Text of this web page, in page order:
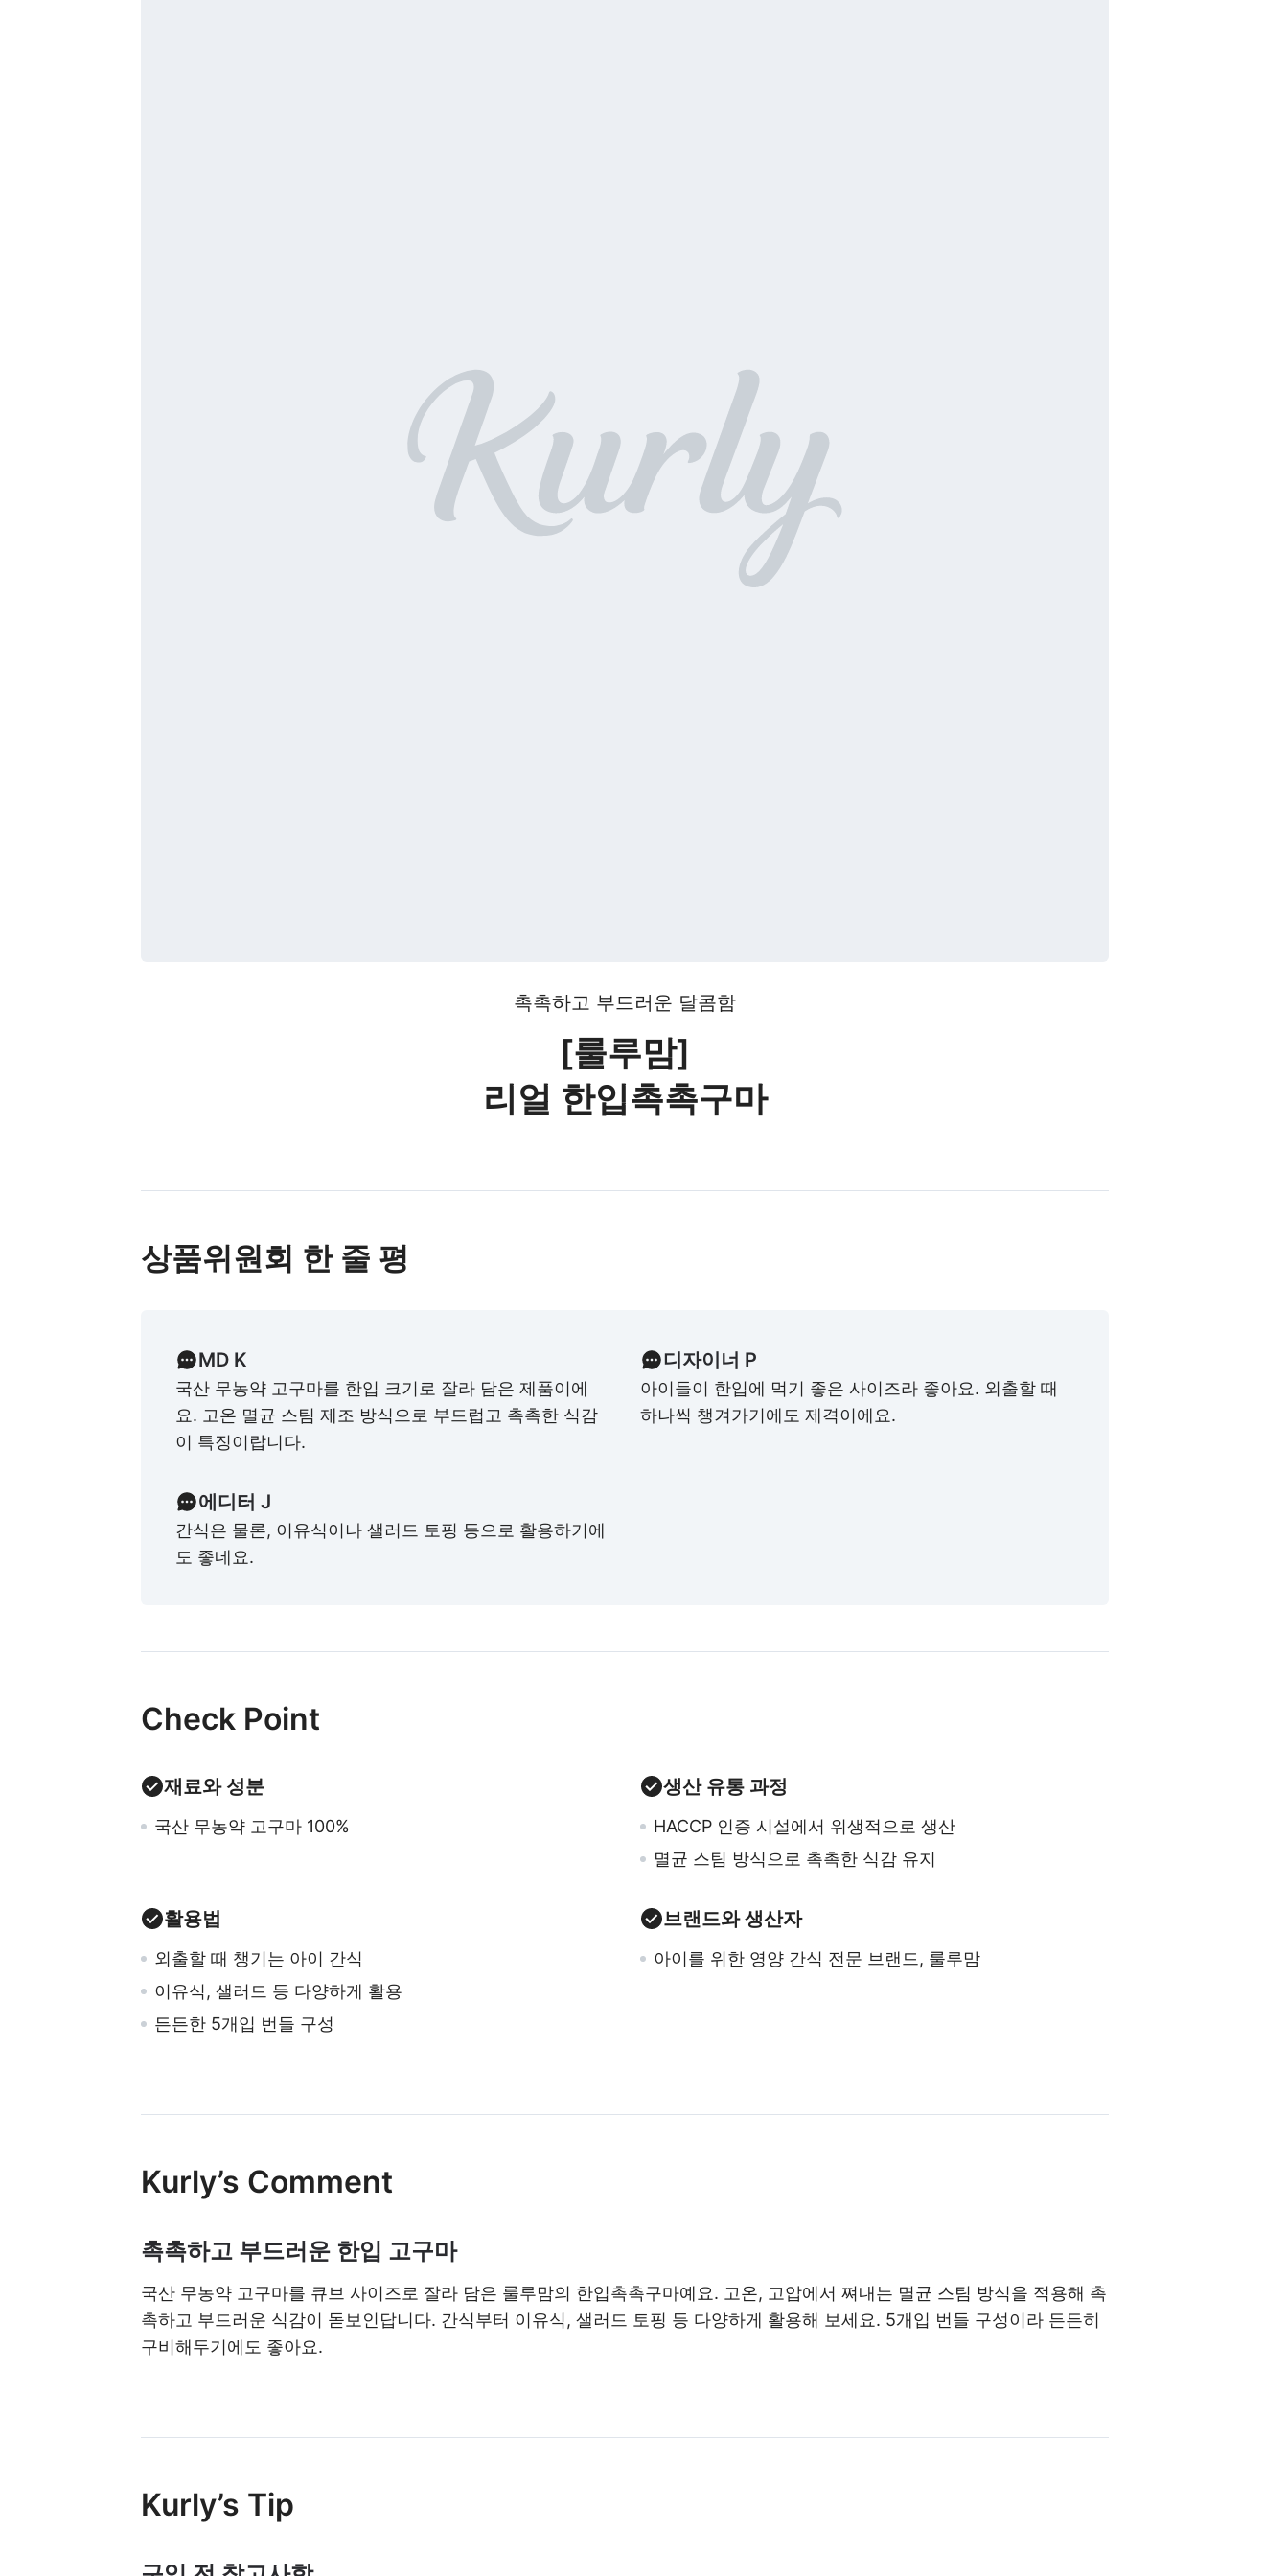
촉촉하고 부드러운 달콤함
[룰루맘]
리얼 한입촉촉구마
상품위원회 한 줄 평
MD K
국산 무농약 고구마를 한입 크기로 잘라 담은 제품이에
요. 고온 멸균 스팀 제조 방식으로 부드럽고 촉촉한 식감
이 특징이랍니다.
디자이너 P
아이들이 한입에 먹기 좋은 사이즈라 좋아요. 외출할 때
하나씩 챙겨가기에도 제격이에요.
에디터 J
간식은 물론, 이유식이나 샐러드 토핑 등으로 활용하기에
도 좋네요.
Check Point
재료와 성분
국산 무농약 고구마 100%
생산 유통 과정
HACCP 인증 시설에서 위생적으로 생산
멸균 스팀 방식으로 촉촉한 식감 유지
활용법
외출할 때 챙기는 아이 간식
이유식, 샐러드 등 다양하게 활용
든든한 5개입 번들 구성
브랜드와 생산자
아이를 위한 영양 간식 전문 브랜드, 룰루맘
Kurly’s Comment
촉촉하고 부드러운 한입 고구마
국산 무농약 고구마를 큐브 사이즈로 잘라 담은 룰루맘의 한입촉촉구마예요. 고온, 고압에서 쪄내는 멸균 스팀 방식을 적용해 촉
촉하고 부드러운 식감이 돋보인답니다. 간식부터 이유식, 샐러드 토핑 등 다양하게 활용해 보세요. 5개입 번들 구성이라 든든히
구비해두기에도 좋아요.
Kurly’s Tip